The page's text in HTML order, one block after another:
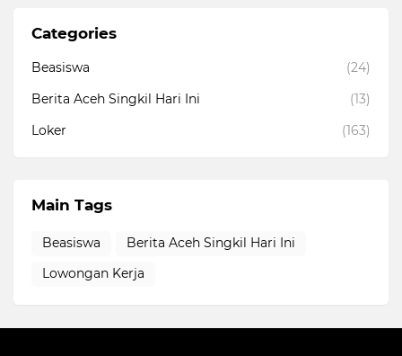
Categories
Beasiswa
(24)
Berita Aceh Singkil Hari Ini
(13)
Loker
(163)
Main Tags
Beasiswa
Berita Aceh Singkil Hari Ini
Lowongan Kerja